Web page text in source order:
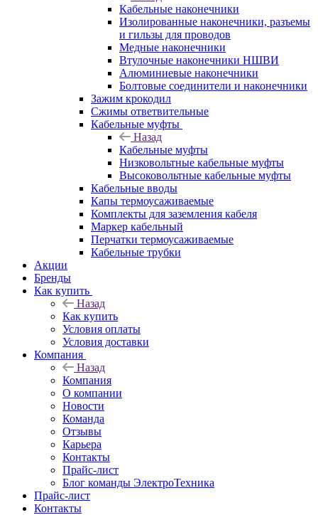
Кабельные наконечники
Изолированные наконечники, разъемы
и гильзы для проводов
Медные наконечники
Втулочные наконечники НШВИ
Алюминиевые наконечники
Болтовые соединители и наконечники
Зажим крокодил
Сжимы ответвительные
Кабельные муфты
Назад
Кабельные муфты
Низковольтные кабельные муфты
Высоковольтные кабельные муфты
Кабельные вводы
Капы термоусаживаемые
Комплекты для заземления кабеля
Маркер кабельный
Перчатки термоусаживаемые
Кабельные трубки
Акции
Бренды
Как купить
Назад
Как купить
Условия оплаты
Условия доставки
Компания
Назад
Компания
О компании
Новости
Команда
Отзывы
Карьера
Контакты
Прайс-лист
Блог команды ЭлектроТехника
Прайс-лист
Контакты